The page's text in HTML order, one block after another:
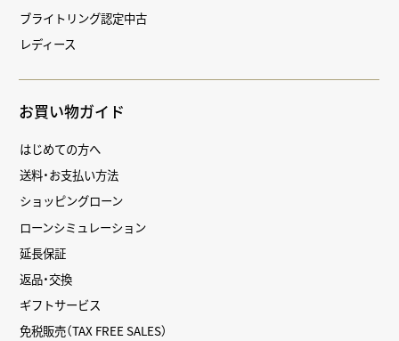
ブライトリング認定中古
レディース
お買い物ガイド
はじめての方へ
送料・お支払い方法
ショッピングローン
ローンシミュレーション
延長保証
返品・交換
ギフトサービス
免税販売（TAX FREE SALES）